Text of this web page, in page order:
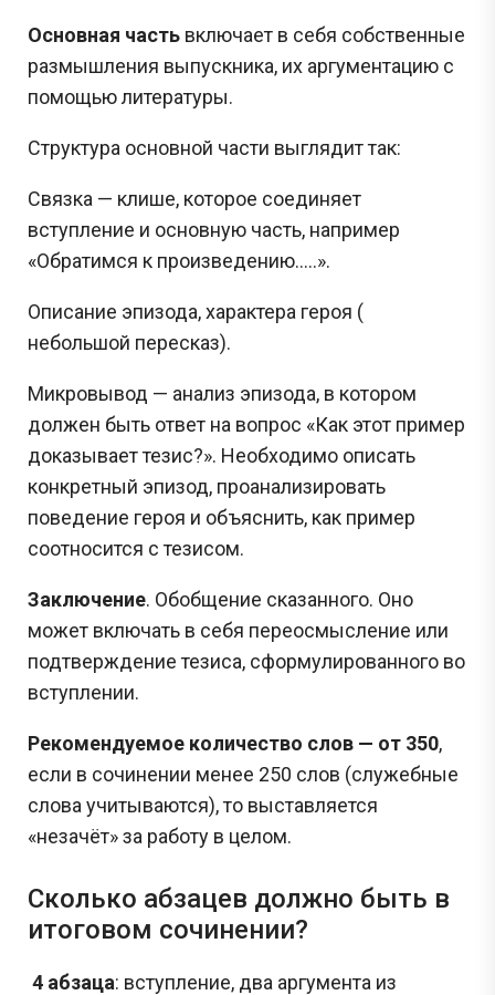
Основная часть включает в себя собственные
размышления выпускника, их аргументацию с
помощью литературы.
Структура основной части выглядит так:
Связка — клише, которое соединяет
вступление и основную часть, например
«Обратимся к произведению.....».
Описание эпизода, характера героя (
небольшой пересказ).
Микровывод — анализ эпизода, в котором
должен быть ответ на вопрос «Как этот пример
доказывает тезис?». Необходимо описать
конкретный эпизод, проанализировать
поведение героя и объяснить, как пример
соотносится с тезисом.
Заключение. Обобщение сказанного. Оно
может включать в себя переосмысление или
подтверждение тезиса, сформулированного во
вступлении.
Рекомендуемое количество слов — от 350,
если в сочинении менее 250 слов (служебные
слова учитываются), то выставляется
«незачёт» за работу в целом.
Сколько абзацев должно быть в
итоговом сочинении?
4 абзаца: вступление, два аргумента из